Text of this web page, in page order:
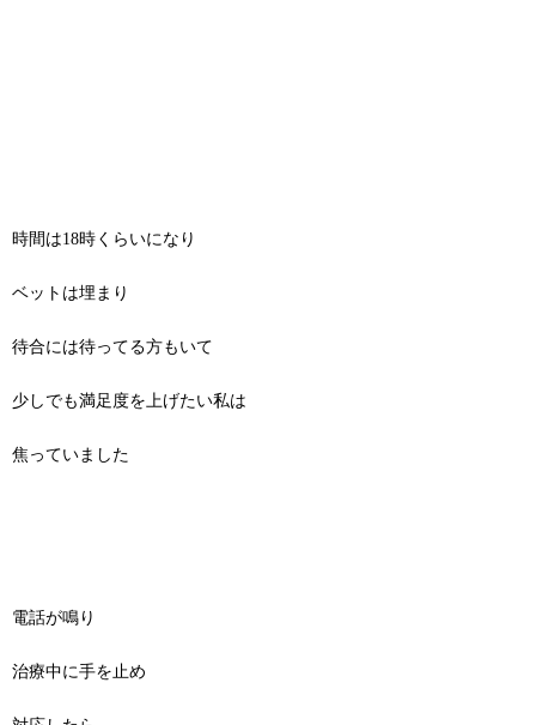
時間は18時くらいになり
ベットは埋まり
待合には待ってる方もいて
少しでも満足度を上げたい私は
焦っていました
電話が鳴り
治療中に手を止め